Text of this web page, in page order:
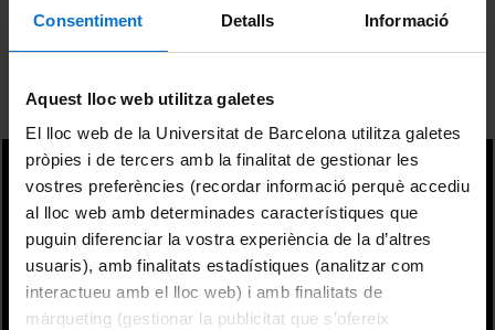
Consentiment Detalls Informació
Aquest lloc web utilitza galetes
El lloc web de la Universitat de Barcelona utilitza galetes
pròpies i de tercers amb la finalitat de gestionar les
vostres preferències (recordar informació perquè accediu
al lloc web amb determinades característiques que
puguin diferenciar la vostra experiència de la d’altres
usuaris), amb finalitats estadístiques (analitzar com
interactueu amb el lloc web) i amb finalitats de
màrqueting (gestionar la publicitat que s’ofereix
Sort